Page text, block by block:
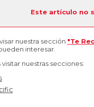
Este artículo no
nuestra sección "Te
interesar.
nuestras secciones: